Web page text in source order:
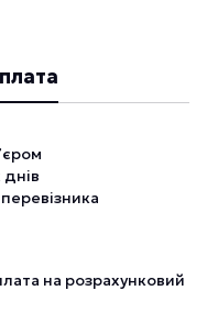
на розрахунковий